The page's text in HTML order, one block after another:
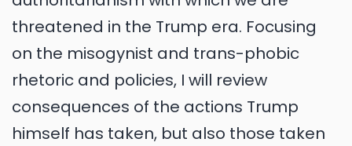
threatened in the Trump era. Focusing
on the misogynist and trans-phobic
rhetoric and policies, I will review
consequences of the actions Trump
himself has taken, but also those taken